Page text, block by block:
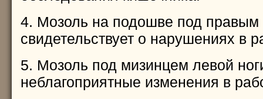
4. Мозоль на подошве под правым
свидетельствует о нарушениях в
5. Мозоль под мизинцем левой
неблагоприятные изменения в